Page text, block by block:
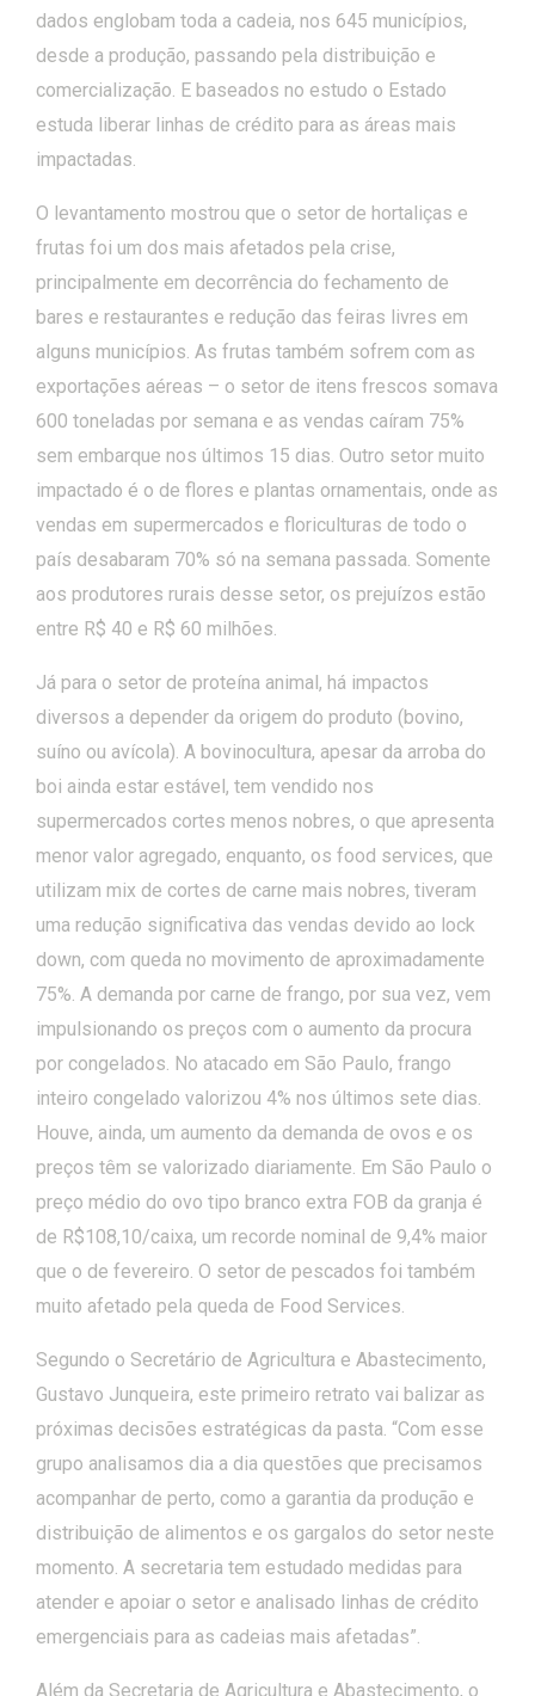
dados englobam toda a cadeia, nos 645 municípios,
desde a produção, passando pela distribuição e
comercialização. E baseados no estudo o Estado
estuda liberar linhas de crédito para as áreas mais
impactadas.
O levantamento mostrou que o setor de hortaliças e
frutas foi um dos mais afetados pela crise,
principalmente em decorrência do fechamento de
bares e restaurantes e redução das feiras livres em
alguns municípios. As frutas também sofrem com as
exportações aéreas – o setor de itens frescos somava
600 toneladas por semana e as vendas caíram 75%
sem embarque nos últimos 15 dias. Outro setor muito
impactado é o de flores e plantas ornamentais, onde as
vendas em supermercados e floriculturas de todo o
país desabaram 70% só na semana passada. Somente
aos produtores rurais desse setor, os prejuízos estão
entre R$ 40 e R$ 60 milhões.
Já para o setor de proteína animal, há impactos
diversos a depender da origem do produto (bovino,
suíno ou avícola). A bovinocultura, apesar da arroba do
boi ainda estar estável, tem vendido nos
supermercados cortes menos nobres, o que apresenta
menor valor agregado, enquanto, os food services, que
utilizam mix de cortes de carne mais nobres, tiveram
uma redução significativa das vendas devido ao lock
down, com queda no movimento de aproximadamente
75%. A demanda por carne de frango, por sua vez, vem
impulsionando os preços com o aumento da procura
por congelados. No atacado em São Paulo, frango
inteiro congelado valorizou 4% nos últimos sete dias.
Houve, ainda, um aumento da demanda de ovos e os
preços têm se valorizado diariamente. Em São Paulo o
preço médio do ovo tipo branco extra FOB da granja é
de R$108,10/caixa, um recorde nominal de 9,4% maior
que o de fevereiro. O setor de pescados foi também
muito afetado pela queda de Food Services.
Segundo o Secretário de Agricultura e Abastecimento,
Gustavo Junqueira, este primeiro retrato vai balizar as
próximas decisões estratégicas da pasta. “Com esse
grupo analisamos dia a dia questões que precisamos
acompanhar de perto, como a garantia da produção e
distribuição de alimentos e os gargalos do setor neste
momento. A secretaria tem estudado medidas para
atender e apoiar o setor e analisado linhas de crédito
emergenciais para as cadeias mais afetadas”.
Além da Secretaria de Agricultura e Abastecimento, o